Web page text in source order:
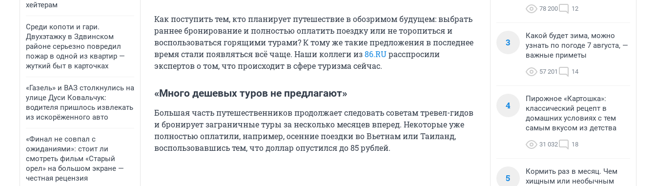
хейтерам
Среди копоти и гари.
Двухэтажку в Здвинском
районе серьезно повредил
пожар в одной из квартир —
жуткий быт в карточках
«Газель» и ВАЗ столкнулись на
улице Дуси Ковальчук:
водителя пришлось извлекать
из искорёженного авто
«Финал не совпал с
ожиданиями»: стоит ли
смотреть фильм «Старый
орел» на большом экране —
честная рецензия
Как поступить тем, кто планирует путешествие в обозримом будущем: выбрать
раннее бронирование и полностью оплатить поездку или не торопиться и
воспользоваться горящими турами? К тому же такие предложения в последнее
время стали появляться всё чаще. Наши коллеги из86.RUрасспросили
экспертов о том, что происходит в сфере туризма сейчас.
«Много дешевых туров не предлагают»
Большая часть путешественников продолжает следовать советам тревел-гидов
и бронирует заграничные туры за несколько месяцев вперед. Некоторые уже
полностью оплатили, например, осенние поездки во Вьетнам или Таиланд,
воспользовавшись тем, что доллар опустился до 85 рублей.
78 200 12
3
Какой будет зима, можно
узнать по погоде 7 августа, —
важные приметы
57 201 14
4
Пирожное «Картошка»:
классический рецепт в
домашних условиях с тем
самым вкусом из детства
31 032 18
5
Кормить раз в месяц. Чем
хищным или необычным